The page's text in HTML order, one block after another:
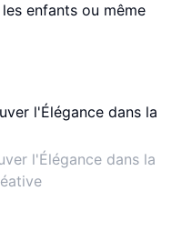
enfants ou même
l'Élégance dans la